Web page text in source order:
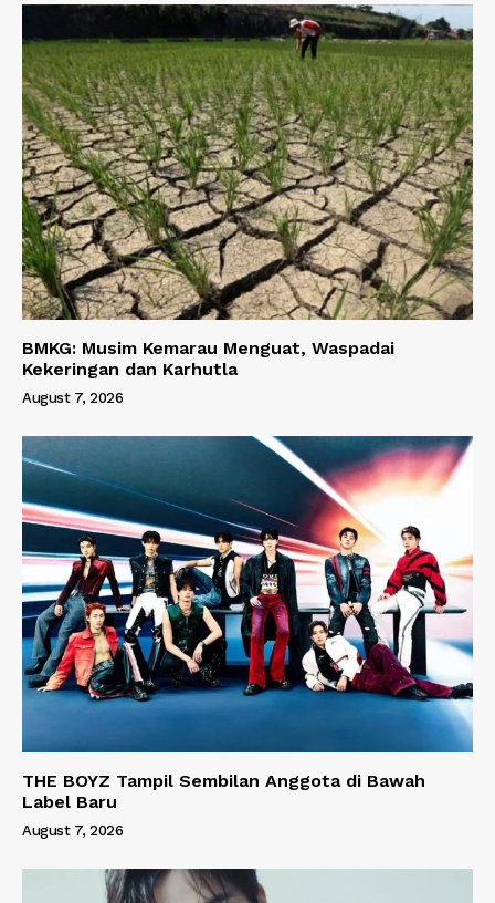
BMKG: Musim Kemarau Menguat, Waspadai
Kekeringan dan Karhutla
August 7, 2026
THE BOYZ Tampil Sembilan Anggota di Bawah
Label Baru
August 7, 2026